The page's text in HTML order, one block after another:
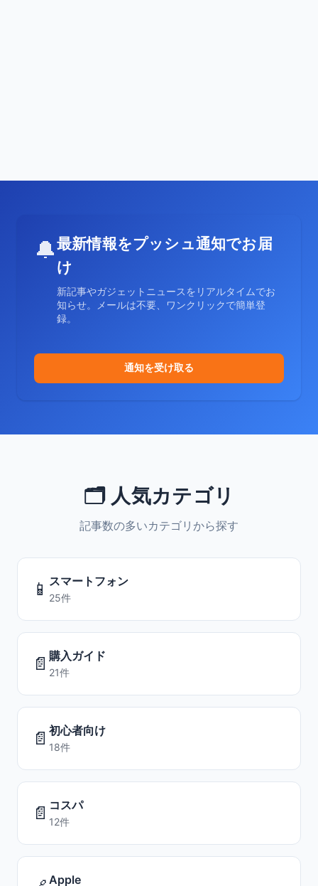
🔔最新情報をプッシュ通知でお届
け
新記事やガジェットニュースをリアルタイムでお
知らせ。メールは不要、ワンクリックで簡単登
録。
通知を受け取る
🗂️ 人気カテゴリ
記事数の多いカテゴリから探す
📱 スマートフォン
25件
📄 購入ガイド
21件
📄 初心者向け
18件
📄 コスパ
12件
Apple